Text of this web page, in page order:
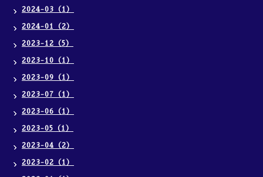
2024-03（1）
2024-01（2）
2023-12（5）
2023-10（1）
2023-09（1）
2023-07（1）
2023-06（1）
2023-05（1）
2023-04（2）
2023-02（1）